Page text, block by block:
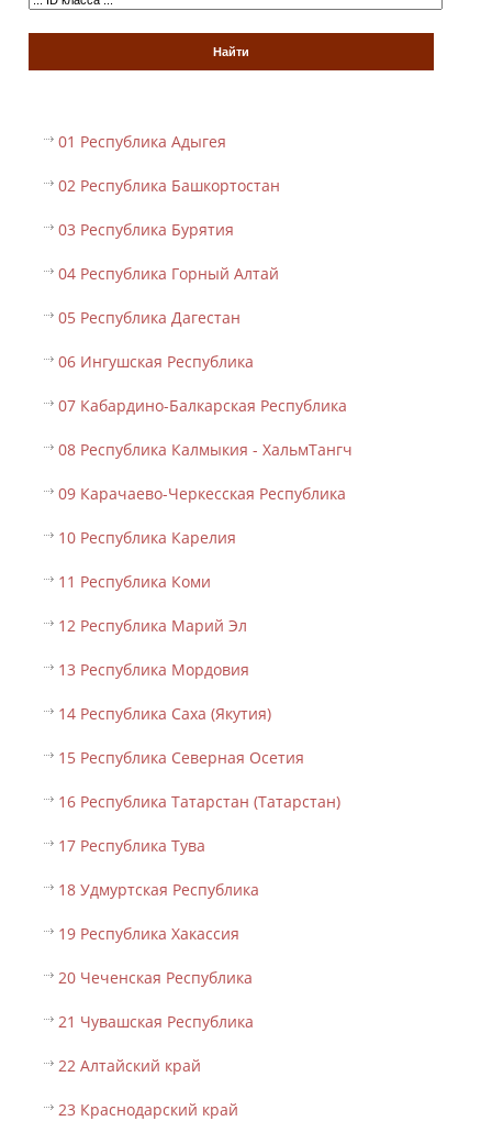
01 Республика Адыгея
02 Республика Башкортостан
03 Республика Бурятия
04 Республика Горный Алтай
05 Республика Дагестан
06 Ингушская Республика
07 Кабардино-Балкарская Республика
08 Республика Калмыкия - ХальмТангч
09 Карачаево-Черкесская Республика
10 Республика Карелия
11 Республика Коми
12 Республика Марий Эл
13 Республика Мордовия
14 Республика Саха (Якутия)
15 Республика Северная Осетия
16 Республика Татарстан (Татарстан)
17 Республика Тува
18 Удмуртская Республика
19 Республика Хакассия
20 Чеченская Республика
21 Чувашская Республика
22 Алтайский край
23 Краснодарский край